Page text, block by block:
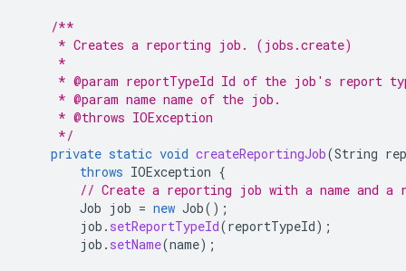
/**
     * Creates a reporting job. (jobs.create)
     *
* @param reportTypeId Id of the job's report
     * @param name name of the job.
     * @throws IOException
     */
private static void createReportingJob(String
throws IOException {
// Create a reporting job with a name and
Job job = new Job();
job . setReportTypeId(reportTypeId);
job . setName(name);